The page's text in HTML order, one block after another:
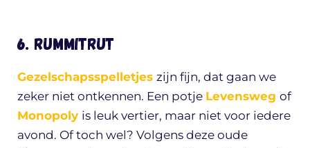
6. Rummitrut
Gezelschapsspelletjes zijn fijn, dat gaan we
zeker niet ontkennen. Een potje Levensweg of
Monopoly is leuk vertier, maar niet voor iedere
avond. Of toch wel? Volgens deze oude